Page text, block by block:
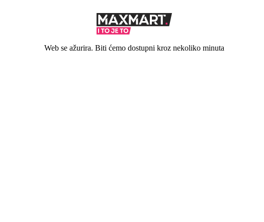
Web se ažurira. Biti ćemo dostupni kroz nekoliko minuta